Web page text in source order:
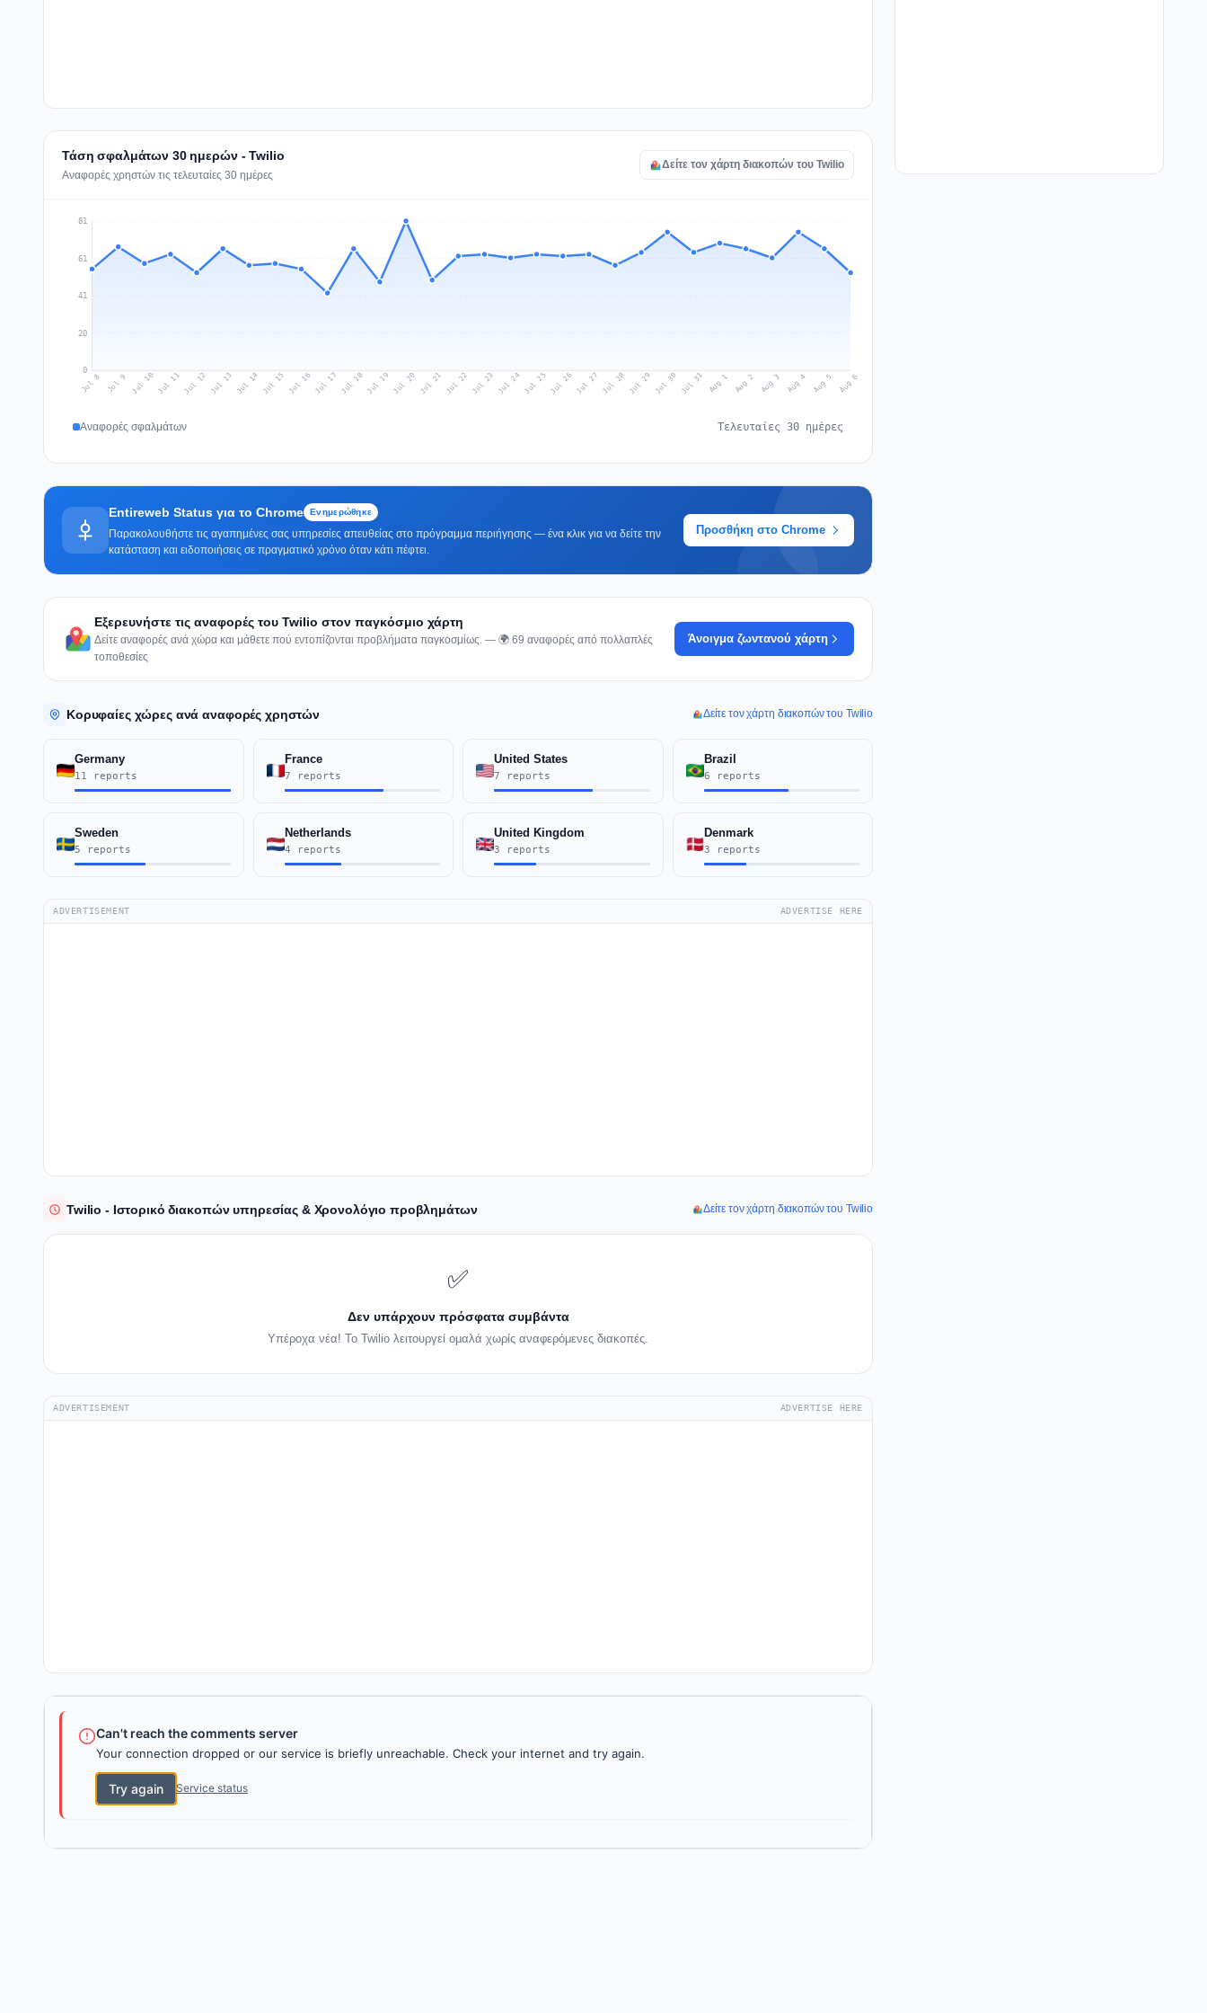
Τάση σφαλμάτων 30 ημερών - Twilio
Αναφορές χρηστών τις τελευταίες 30 ημέρες
Δείτε τον χάρτη διακοπών του Twilio
0
20
41
61
81
Jul 8 Jul 9 Jul 10 Jul 11Jul 12 Jul 13 Jul 14 Jul 15 Jul 16Jul 17 Jul 18Jul 19 Jul 20 Jul 21 Jul 22 Jul 23 Jul 24Jul 25 Jul 26Jul 27 Jul 28 Jul 29 Jul 30 Jul 31 Aug 1 Aug 2 Aug 3 Aug 4 Aug 5 Aug 6
Αναφορές σφαλμάτων Τελευταίες 30 ημέρες
Entireweb Status για το Chrome Ενημερώθηκε
Παρακολουθήστε τις αγαπημένες σας υπηρεσίες απευθείας στο πρόγραμμα περιήγησης — ένα κλικ για να δείτε την
κατάσταση και ειδοποιήσεις σε πραγματικό χρόνο όταν κάτι πέφτει.
Προσθήκη στο Chrome
Εξερευνήστε τις αναφορές του Twilio στον παγκόσμιο χάρτη
Δείτε αναφορές ανά χώρα και μάθετε πού εντοπίζονται προβλήματα παγκοσμίως. — 🌍 69 αναφορές από πολλαπλές
τοποθεσίες
Άνοιγμα ζωντανού χάρτη
Κορυφαίες χώρες ανά αναφορές χρηστών Δείτε τον χάρτη διακοπών του Twilio
Germany
11 reports
France
7 reports
United States
7 reports
Brazil
6 reports
Sweden
5 reports
Netherlands
4 reports
United Kingdom
3 reports
Denmark
3 reports
ADVERTISEMENT ADVERTISE HERE
Twilio - Ιστορικό διακοπών υπηρεσίας & Χρονολόγιο προβλημάτων Δείτε τον χάρτη διακοπών του Twilio
✅
Δεν υπάρχουν πρόσφατα συμβάντα
Υπέροχα νέα! Το Twilio λειτουργεί ομαλά χωρίς αναφερόμενες διακοπές.
ADVERTISEMENT ADVERTISE HERE
Can't reach the comments server
Your connection dropped or our service is briefly unreachable. Check your internet and try again.
Try again Service status